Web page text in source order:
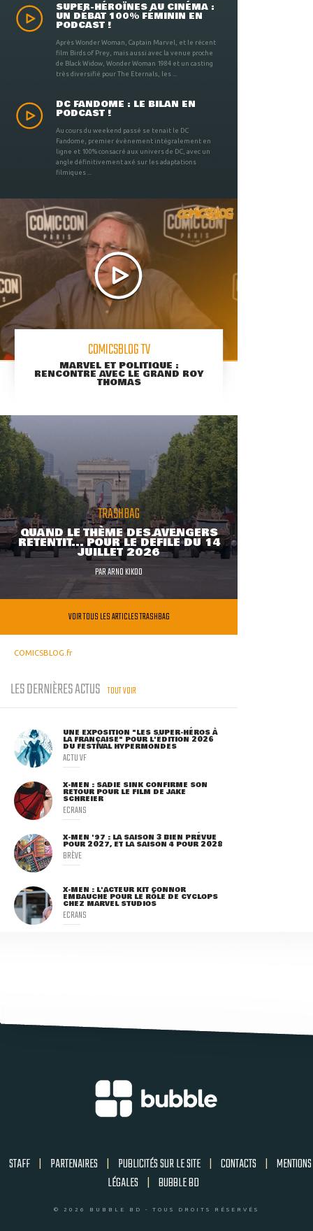
SUPER-HÉROÏNES AU CINÉMA :
UN DÉBAT 100% FÉMININ EN
PODCAST !
Après Wonder Woman, Captain Marvel, et le récent
film Birds of Prey, mais aussi avec la venue proche
de Black Widow, Wonder Woman 1984 et un casting
très diversifié pour The Eternals, les ...
DC FANDOME : LE BILAN EN
PODCAST !
Au cours du weekend passé se tenait le DC
Fandome, premier évènement intégralement en
ligne et 100% consacré aux univers de DC, avec un
angle définitivement axé sur les adaptations
filmiques ...
COMICSBLOG TV
MARVEL ET POLITIQUE :
RENCONTRE AVEC LE GRAND ROY
THOMAS
TRASHBAG
QUAND LE THÈME DES AVENGERS
RETENTIT... POUR LE DÉFILÉ DU 14
JUILLET 2026
PARARNO KIKOO
VOIR TOUS LES ARTICLES TRASHBAG
COMICSBLOG.fr
LES DERNIÈRES ACTUS TOUT VOIR
UNE EXPOSITION "LES SUPER-HÉROS À
LA FRANÇAISE" POUR L'ÉDITION 2026
DU FESTIVAL HYPERMONDES
ACTU VF
X-MEN : SADIE SINK CONFIRME SON
RETOUR POUR LE FILM DE JAKE
SCHREIER
ECRANS
X-MEN '97 : LA SAISON 3 BIEN PRÉVUE
POUR 2027, ET LA SAISON 4 POUR 2028
BRÈVE
X-MEN : L'ACTEUR KIT CONNOR
EMBAUCHÉ POUR LE RÔLE DE CYCLOPS
CHEZ MARVEL STUDIOS
ECRANS
STAFF | PARTENAIRES | PUBLICITÉS SUR LE SITE | CONTACTS | MENTIONS
LÉGALES | BUBBLE BD
© 2026 BUBBLE BD - TOUS DROITS RÉSERVÉS